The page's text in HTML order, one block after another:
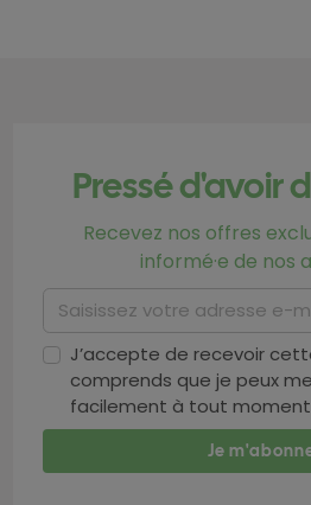
Pressé d'avoir
Recevez nos offres
informé·e de nos
J’accepte de recevoir
comprends que je peux
facilement à tout